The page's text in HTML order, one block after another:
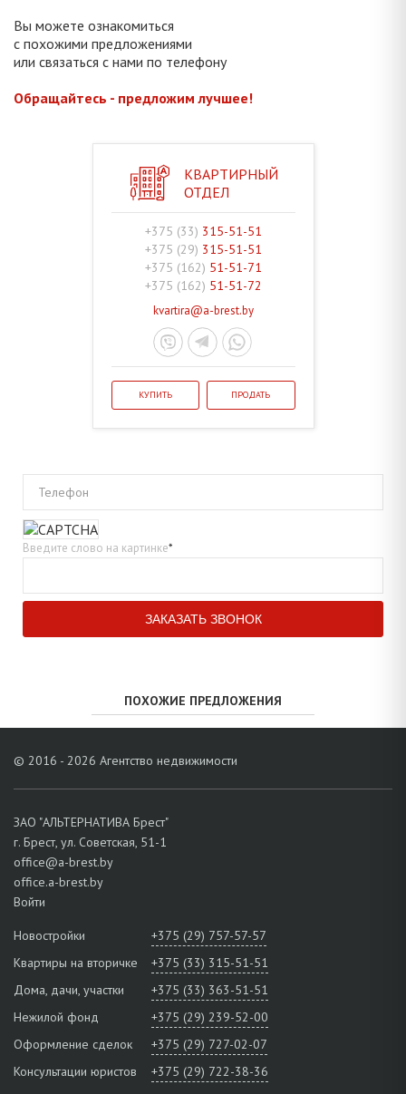
Вы можете ознакомиться
с похожими предложениями
или связаться с нами по телефону
Обращайтесь - предложим лучшее!
КВАРТИРНЫЙ
ОТДЕЛ
+375 (33) 315-51-51
+375 (29) 315-51-51
+375 (162) 51-51-71
+375 (162) 51-51-72
kvartira@a-brest.by
КУПИТЬ ПРОДАТЬ
Телефон
Введите слово на картинке*
ПОХОЖИЕ ПРЕДЛОЖЕНИЯ
© 2016 - 2026 Агентство недвижимости
ЗАО "АЛЬТЕРНАТИВА Брест"
г. Брест, ул. Советская, 51-1
office@a-brest.by
office.a-brest.by
Войти
Новостройки
+375 (29) 757-57-57
Квартиры на вторичке
+375 (33) 315-51-51
Дома, дачи, участки
+375 (33) 363-51-51
Нежилой фонд
+375 (29) 239-52-00
Оформление сделок
+375 (29) 727-02-07
Консультации юристов
+375 (29) 722-38-36